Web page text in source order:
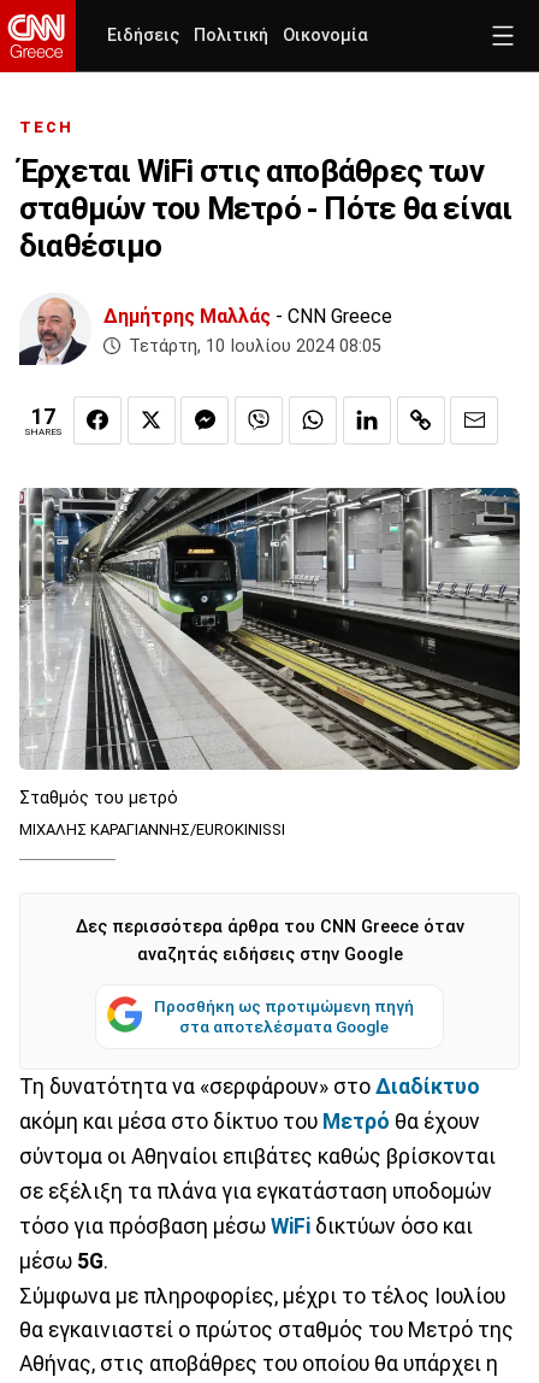
Ειδήσεις Πολιτική Οικονομία
TECH
Έρχεται WiFi στις αποβάθρες των
σταθμών του Μετρό - Πότε θα είναι
διαθέσιμο
Δημήτρης Μαλλάς - CNN Greece
Τετάρτη, 10 Ιουλίου 2024 08:05
17
SHARES
Σταθμός του μετρό
ΜΙΧΑΛΗΣ ΚΑΡΑΓΙΑΝΝΗΣ/EUROKINISSI
Δες περισσότερα άρθρα του CNN Greece όταν
αναζητάς ειδήσεις στην Google
Προσθήκη ως προτιμώμενη πηγή
στα αποτελέσματα Google
Τη δυνατότητα να «σερφάρουν» στο Διαδίκτυο
ακόμη και μέσα στο δίκτυο του Μετρό θα έχουν
σύντομα οι Αθηναίοι επιβάτες καθώς βρίσκονται
σε εξέλιξη τα πλάνα για εγκατάσταση υποδομών
τόσο για πρόσβαση μέσω WiFi δικτύων όσο και
μέσω 5G.
Σύμφωνα με πληροφορίες, μέχρι το τέλος Ιουλίου
θα εγκαινιαστεί ο πρώτος σταθμός του Μετρό της
Αθήνας, στις αποβάθρες του οποίου θα υπάρχει η